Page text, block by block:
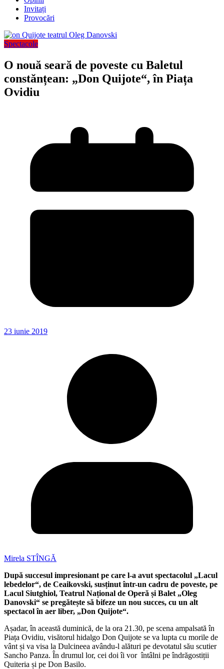
Invitați
Provocări
Spectacole
O nouă seară de poveste cu Baletul
constănțean: „Don Quijote“, în Piața
Ovidiu
23 iunie 2019
Mirela STÎNGĂ
După succesul impresionant pe care l-a avut spectacolul „Lacul
lebedelor“, de Ceaikovski, susținut într-un cadru de poveste, pe
Lacul Siutghiol, Teatrul Național de Operă și Balet „Oleg
Danovski“ se pregătește să bifeze un nou succes, cu un alt
spectacol în aer liber, „Don Quijote“.
Așadar, în această duminică, de la ora 21.30, pe scena ampalsată în
Piața Ovidiu, visătorul hidalgo Don Quijote se va lupta cu morile de
vânt și va visa la Dulcineea avându-l alături pe devotatul său scutier
Sancho Panza. În drumul lor, cei doi îi vor întâlni pe îndrăgostiții
Quiteria și pe Don Basilo.